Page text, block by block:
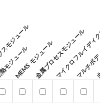
ジュール
ジュール
MEMS モジュール金属プロセスモジュール
マイクロフル
マル